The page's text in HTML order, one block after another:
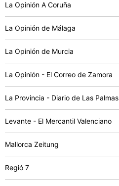
La Opinión A Coruña
La Opinión de Málaga
La Opinión de Murcia
La Opinión - El Correo de Zamora
La Provincia - Diario de Las Palmas
Levante - El Mercantil Valenciano
Mallorca Zeitung
Regió 7